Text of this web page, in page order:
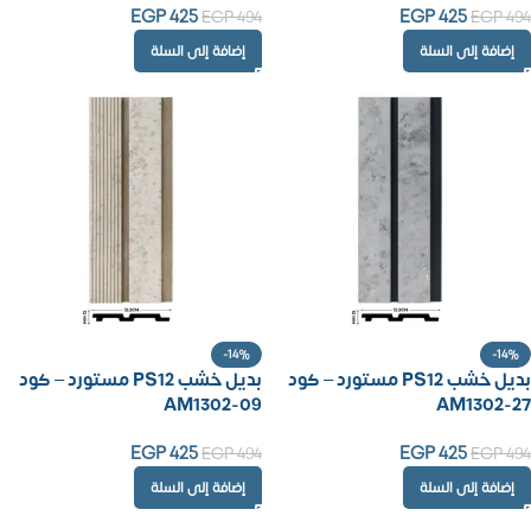
EGP494
EGP425
إضافة إلى السلة
EGP494
EGP425
إضافة إلى السلة
-14%
بديل خشب PS12 مستورد – كود
AM1302-27
EGP494
EGP425
إضافة إلى السلة
-14%
بديل خشب PS12 مستورد – كود
AM1302-09
EGP494
EGP425
إضافة إلى السلة